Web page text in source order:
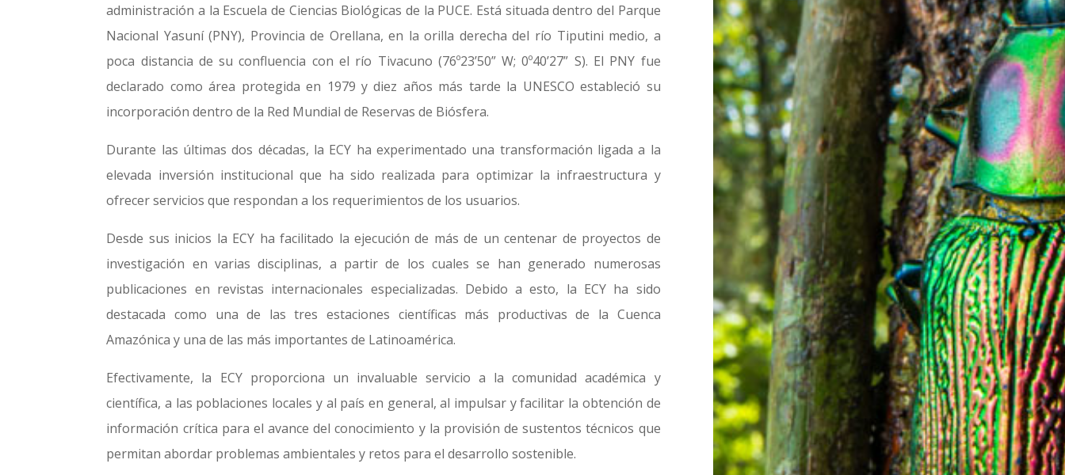
administración a la Escuela de Ciencias Biológicas de la PUCE. Está situada dentro del Parque
Nacional Yasuní (PNY), Provincia de Orellana, en la orilla derecha del río Tiputini medio, a
poca distancia de su confluencia con el río Tivacuno (76º23’50” W; 0º40’27” S). El PNY fue
declarado como área protegida en 1979 y diez años más tarde la UNESCO estableció su
incorporación dentro de la Red Mundial de Reservas de Biósfera.
Durante las últimas dos décadas, la ECY ha experimentado una transformación ligada a la
elevada inversión institucional que ha sido realizada para optimizar la infraestructura y
ofrecer servicios que respondan a los requerimientos de los usuarios.
Desde sus inicios la ECY ha facilitado la ejecución de más de un centenar de proyectos de
investigación en varias disciplinas, a partir de los cuales se han generado numerosas
publicaciones en revistas internacionales especializadas. Debido a esto, la ECY ha sido
destacada como una de las tres estaciones científicas más productivas de la Cuenca
Amazónica y una de las más importantes de Latinoamérica.
Efectivamente, la ECY proporciona un invaluable servicio a la comunidad académica y
científica, a las poblaciones locales y al país en general, al impulsar y facilitar la obtención de
información crítica para el avance del conocimiento y la provisión de sustentos técnicos que
permitan abordar problemas ambientales y retos para el desarrollo sostenible.